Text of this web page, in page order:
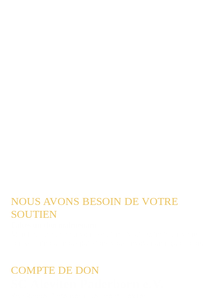
NOUS AVONS BESOIN DE VOTRE
SOUTIEN
COMPTE DE DON